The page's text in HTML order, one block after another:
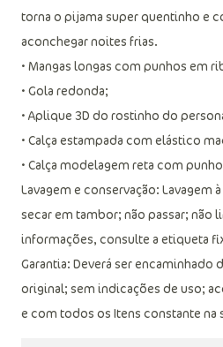
torna o pijama super quentinho e
aconchegar noites frias.
• Mangas longas com punhos em
• Gola redonda;
• Aplique 3D do rostinho do
• Calça estampada com elástico
• Calça modelagem reta com
Lavagem e conservação: Lavagem
secar em tambor; não passar; não
informações, consulte a etiqueta
Garantia: Deverá ser encaminhado
original; sem indicações de uso;
e com todos os Itens constante